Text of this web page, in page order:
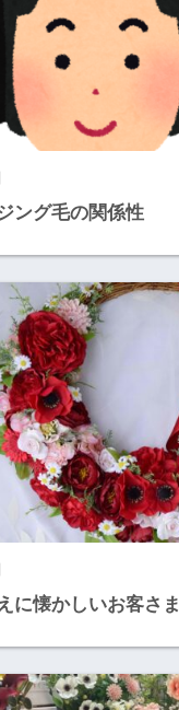
ング毛の関係性
に懐かしいお客さま